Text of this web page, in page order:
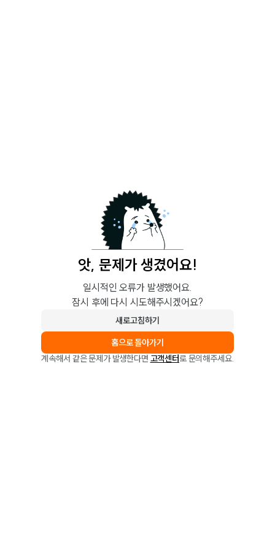
앗, 문제가 생겼어요!
일시적인 오류가 발생했어요.
잠시 후에 다시 시도해주시겠어요?
새로고침하기
홈으로 돌아가기
계속해서 같은 문제가 발생한다면 고객센터로 문의해주세요.